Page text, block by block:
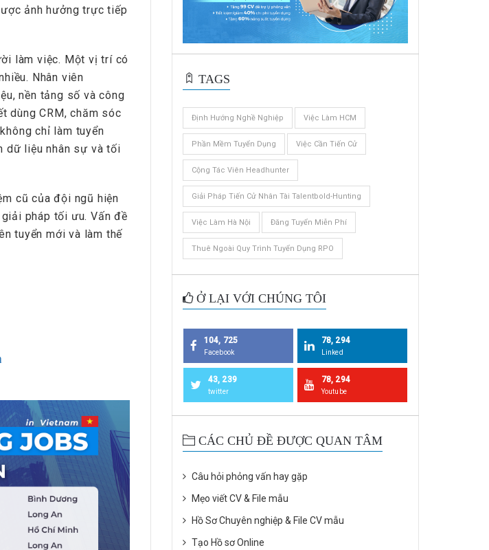
ảnh hưởng trực tiếp
làm việc. Một vị trí có
Nhân viên
nền tảng số và công
dùng CRM, chăm sóc
chỉ làm tuyển
dữ liệu nhân sự và tối
cũ của đội ngũ hiện
pháp tối ưu. Vấn đề
tuyển mới và làm thế
TAGS
Định Hướng Nghề Nghiệp Việc Làm HCM
Phần Mềm Tuyển Dụng Việc Cần Tiến Cử
Cộng Tác Viên Headhunter
Giải Pháp Tiến Cử Nhân Tài Talentbold-Hunting
Việc Làm Hà Nội Đăng Tuyển Miễn Phí
Thuê Ngoài Quy Trình Tuyển Dụng RPO
Ở LẠI VỚI CHÚNG TÔI
104, 725
Facebook
78, 294
Linked
43, 239
twitter
78, 294
Youtube
CÁC CHỦ ĐỀ ĐƯỢC QUAN TÂM
Câu hỏi phỏng vấn hay gặp
Mẹo viết CV & File mẫu
Hồ Sơ Chuyên nghiệp & File CV mẫu
Tạo Hồ sơ Online